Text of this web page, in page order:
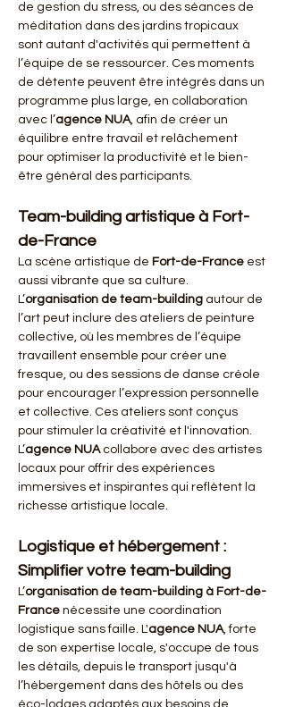
de gestion du stress, ou des séances de
méditation dans des jardins tropicaux
sont autant d'activités qui permettent à
l’équipe de se ressourcer. Ces moments
de détente peuvent être intégrés dans un
programme plus large, en collaboration
avec l’agence NUA, afin de créer un
équilibre entre travail et relâchement
pour optimiser la productivité et le bien-
être général des participants.
Team-building artistique à Fort-
de-France
La scène artistique de Fort-de-France est
aussi vibrante que sa culture.
L’organisation de team-building autour de
l’art peut inclure des ateliers de peinture
collective, où les membres de l’équipe
travaillent ensemble pour créer une
fresque, ou des sessions de danse créole
pour encourager l’expression personnelle
et collective. Ces ateliers sont conçus
pour stimuler la créativité et l'innovation.
L’agence NUA collabore avec des artistes
locaux pour offrir des expériences
immersives et inspirantes qui reflètent la
richesse artistique locale.
Logistique et hébergement :
Simplifier votre team-building
L’organisation de team-building à Fort-de-
France nécessite une coordination
logistique sans faille. L'agence NUA, forte
de son expertise locale, s'occupe de tous
les détails, depuis le transport jusqu'à
l’hébergement dans des hôtels ou des
éco-lodges adaptés aux besoins de